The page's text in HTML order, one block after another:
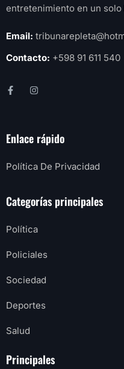
entretenimiento en un solo
Email:
Contacto: +598 91 611 540
Enlace rápido
Política De Privacidad
Categorías principales
Política
Policiales
Sociedad
Deportes
Salud
Principales